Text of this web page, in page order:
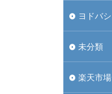
ヨドバシ
未分類
楽天市場